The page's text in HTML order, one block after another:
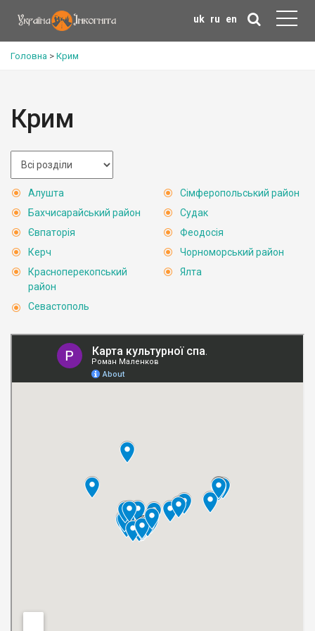
uk ru en
Головна > Крим
Крим
Алушта
Бахчисарайський район
Євпаторія
Керч
Красноперекопський
район
Севастополь
Сімферопольський район
Судак
Феодосія
Чорноморський район
Ялта